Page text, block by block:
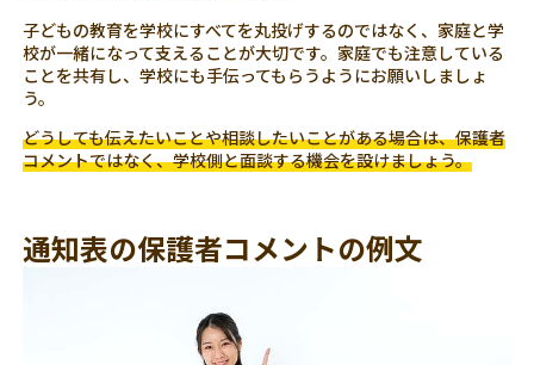
子どもの教育を学校にすべてを丸投げするのではなく、家庭と学
校が一緒になって支えることが大切です。家庭でも注意している
ことを共有し、学校にも手伝ってもらうようにお願いしましょ
う。
どうしても伝えたいことや相談したいことがある場合は、保護者
コメントではなく、学校側と面談する機会を設けましょう。
通知表の保護者コメントの例文